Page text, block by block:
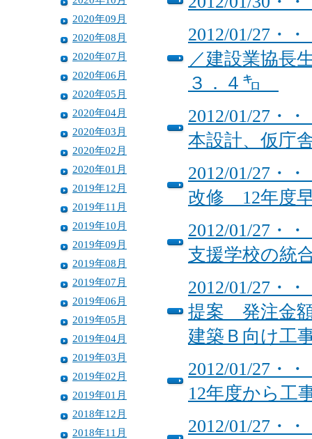
2020年09月
2020年08月
2020年07月
2020年06月
2020年05月
2020年04月
2020年03月
2020年02月
2020年01月
2019年12月
2019年11月
2019年10月
2019年09月
2019年08月
2019年07月
2019年06月
2019年05月
2019年04月
2019年03月
2019年02月
2019年01月
2018年12月
2018年11月
2012/01/27・
／建設業協長
３．４㌔
2012/01/27・
本設計、仮庁
2012/01/27・
改修 12年度
2012/01/27・
支援学校の統
2012/01/27・
提案 発注金
建築Ｂ向け工
2012/01/27・
12年度から
2012/01/27・